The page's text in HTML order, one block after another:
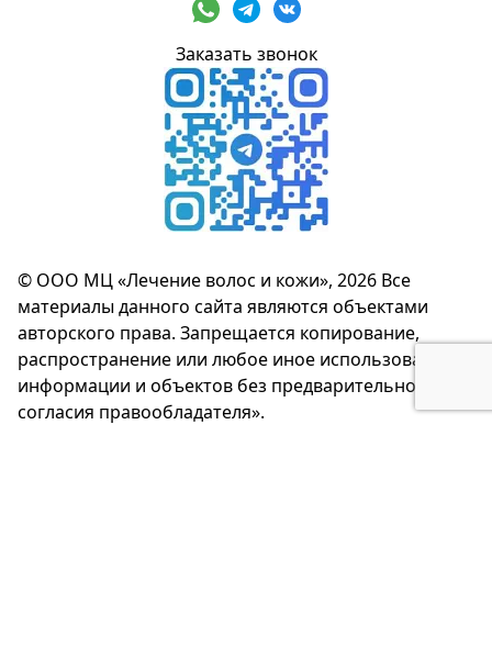
Заказать звонок
© ООО МЦ «Лечение волос и кожи», 2026 Все
материалы данного сайта являются объектами
авторского права. Запрещается копирование,
распространение или любое иное использование
информации и объектов без предварительного
согласия правообладателя».